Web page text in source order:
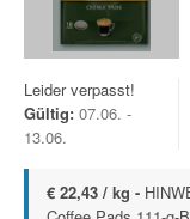
Leider verpasst!
Gültig: 07.06. -
13.06.
€ 22,43 / kg -